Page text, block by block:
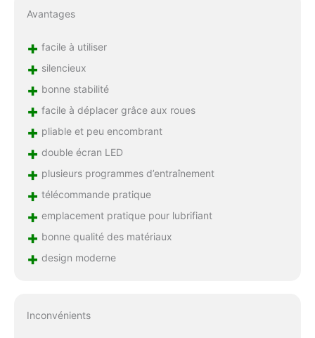
Avantages
+ facile à utiliser
+ silencieux
+ bonne stabilité
+ facile à déplacer grâce aux roues
+ pliable et peu encombrant
+ double écran LED
+ plusieurs programmes d’entraînement
+ télécommande pratique
+ emplacement pratique pour lubrifiant
+ bonne qualité des matériaux
+ design moderne
Inconvénients